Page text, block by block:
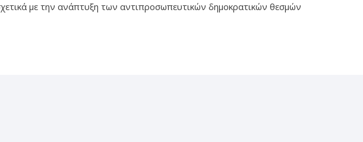
με την ανάπτυξη των αντιπροσωπευτικών δημοκρατικών θεσμών